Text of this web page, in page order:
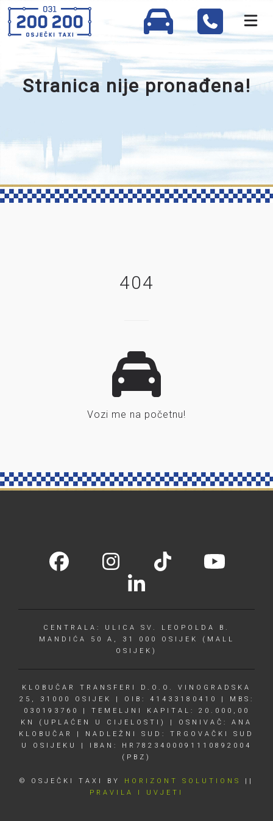
Stranica nije pronađena!
404
Vozi me na početnu!
CENTRALA: ULICA SV. LEOPOLDA B.
MANDIĆA 50 A, 31 000 OSIJEK (MALL
OSIJEK)
KLOBUČAR TRANSFERI D.O.O. VINOGRADSKA
25, 31000 OSIJEK | OIB: 41433180410 | MBS:
030193760 | TEMELJNI KAPITAL: 20.000,00
KN (UPLAĆEN U CIJELOSTI) | OSNIVAČ: ANA
KLOBUČAR | NADLEŽNI SUD: TRGOVAČKI SUD
U OSIJEKU | IBAN: HR7823400091110892004
(PBZ)
© OSJEČKI TAXI BY HORIZONT SOLUTIONS
||
PRAVILA I UVJETI